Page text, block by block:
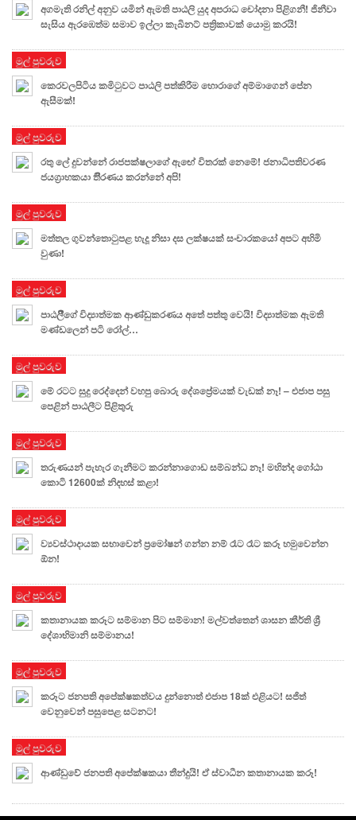
අගමැති රනිල් අනුව යමින් ඇමති පාඨලි යුද අපරාධ චෝදනා පිළිගනී! ජිනීවා
සැසිය ඇරඹෙත්ම සමාව ඉල්ලා කැබිනට් පත්‍රිකාවක් යොමු කරයි!
මුල් පුවරුව
කෙරවලපිටිය කමිටුවට පාඨලි පත්කිරීම හොරාගේ අම්මාගෙන් පේන
ඇසීමක්!
මුල් පුවරුව
රතු ලේ දුවන්නේ රාජපක්ෂලාගේ ඇඟේ විතරක් නෙමේ! ජනාධිපතිවරණ
ජයග්‍රාහකයා තීිරණය කරන්නේ අපි!
මුල් පුවරුව
මත්තල ගුවන්තොටුපළ හැදූ නිසා දස ලක්ෂයක් සංචාරකයෝ අපට අහිමි
වුණා!
මුල් පුවරුව
පාඨලීීගේ විද්‍යාත්මක ආණ්ඩුකරණය අතේ පත්තු වෙයි! විද්‍යාත්මක ඇමති
මණ්ඩලෙන් පටි රෝල්…
මුල් පුවරුව
මේ රටට සුදු රෙද්දෙන් වහපු බොරු දේශප්‍රේමයක් වැඩක් නෑ! – එජාප පසු
පෙළින් පාඨලීට පිළිතුරු
මුල් පුවරුව
තරුණයන් පැහැර ගැනීමට කරන්නාගොඩ සම්බන්ධ නෑ! මහින්ද ගෝඨා
කොටි 12600ක් නිදහස් කළා!
මුල් පුවරුව
ව්‍යවස්ථාදායක සභාවෙන් ප්‍රමෝෂන් ගන්න නම් රෑට රෑට කරූ හමුවෙන්න
ඕන!
මුල් පුවරුව
කතානායක කරූට සම්මාන පිට සම්මාන! මල්වත්තෙන් ශාසන කීර්ති ශ්‍රී
දේශාභිමානි සම්මානය!
මුල් පුවරුව
කරූට ජනපති අපේක්ෂකත්වය දුන්නොත් එජාප 18ක් එළියට! සජිත්
වෙනුවෙන් පසුපෙළ සටනට!
මුල් පුවරුව
ආණ්ඩුවේ ජනපති අපේක්ෂකයා තීන්දුයි! ඒ ස්වාධීන කතානායක කරූ!